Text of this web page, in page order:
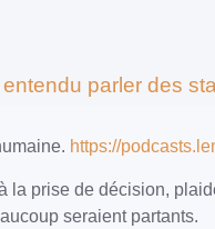
parler des
https://
prise de décision,
seraient partants.